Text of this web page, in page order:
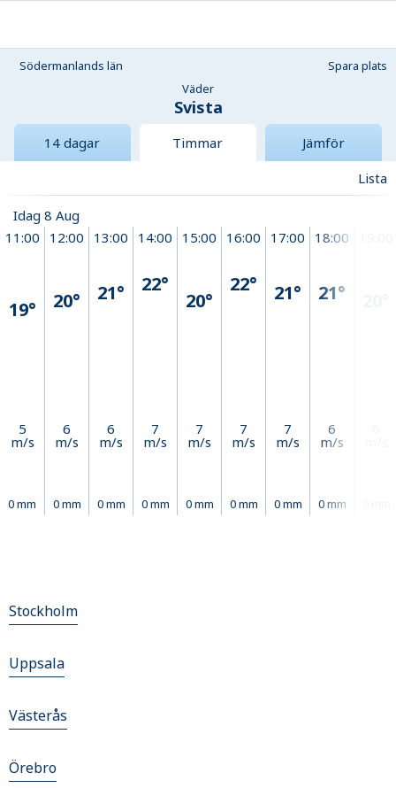
Södermanlands län
Spara plats
Väder
Svista
14 dagar Timmar
Jämför
Lista
Idag 8 Aug
11:00
19°
5
m/s
0 mm
12:00
20°
6
m/s
0 mm
13:00
21°
6
m/s
0 mm
14:00
22°
7
m/s
0 mm
15:00
20°
7
m/s
0 mm
16:00
22°
7
m/s
0 mm
17:00
21°
7
m/s
0 mm
18:00
21°
6
m/s
0 mm
Stockholm
Uppsala
Västerås
Örebro